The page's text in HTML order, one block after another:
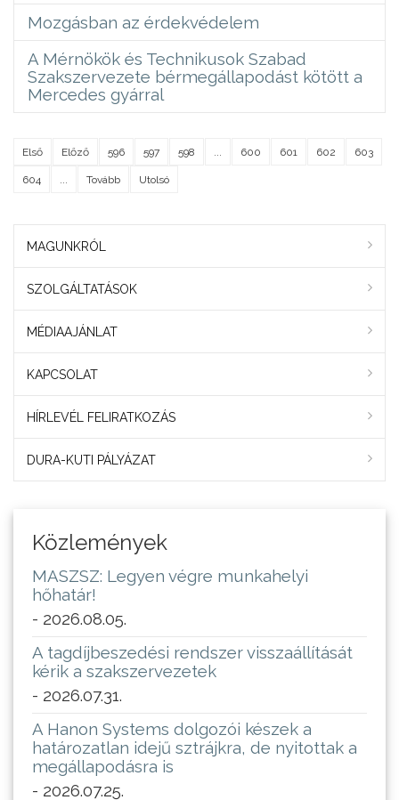
Mozgásban az érdekvédelem
A Mérnökök és Technikusok Szabad
Szakszervezete bérmegállapodást kötött a
Mercedes gyárral
Első Előző 596 597 598 600 601 602 603
604 Tovább Utolsó
MAGUNKRÓL
SZOLGÁLTATÁSOK
MÉDIAAJÁNLAT
KAPCSOLAT
HÍRLEVÉL FELIRATKOZÁS
DURA-KUTI PÁLYÁZAT
Közlemények
MASZSZ: Legyen végre munkahelyi
hőhatár!
- 2026.08.05.
A tagdíjbeszedési rendszer visszaállítását
kérik a szakszervezetek
- 2026.07.31.
A Hanon Systems dolgozói készek a
határozatlan idejű sztrájkra, de nyitottak a
megállapodásra is
- 2026.07.25.